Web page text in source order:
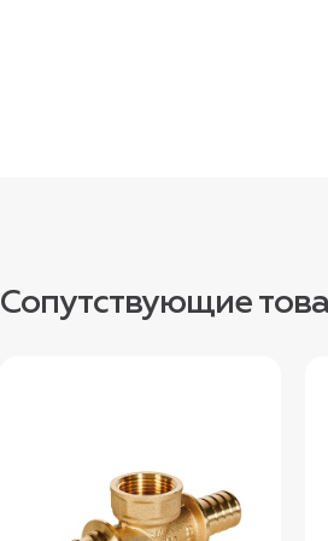
Сопутствующие